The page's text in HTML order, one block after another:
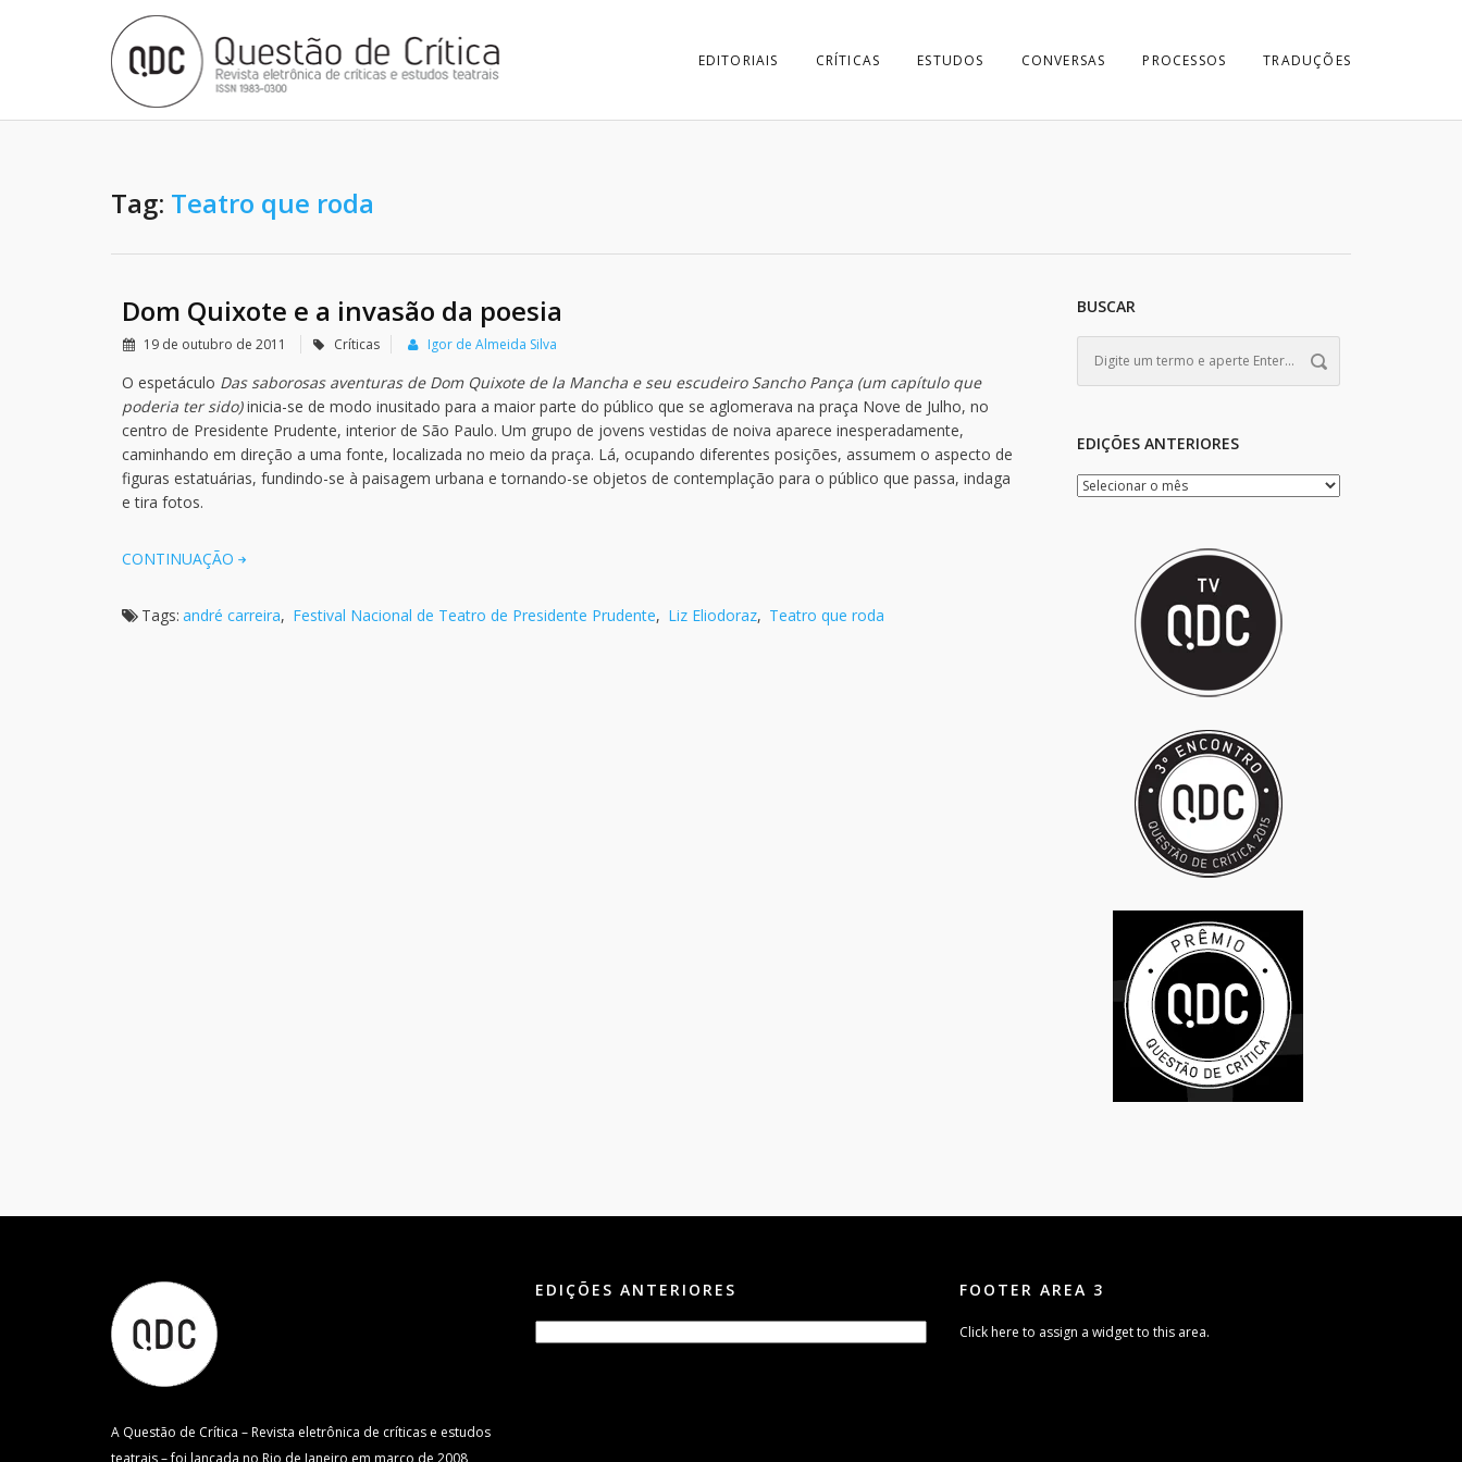
EDITORIAIS CRÍTICAS ESTUDOS CONVERSAS PROCESSOS TRADUÇÕES
Tag: Teatro que roda
Dom Quixote e a invasão da poesia
19 de outubro de 2011 Críticas Igor de Almeida Silva
O espetáculo Das saborosas aventuras de Dom Quixote de la Mancha e seu escudeiro Sancho Pança (um capítulo que
poderia ter sido)inicia-se de modo inusitado para a maior parte do público que se aglomerava na praça Nove de Julho, no
centro de Presidente Prudente, interior de São Paulo. Um grupo de jovens vestidas de noiva aparece inesperadamente,
caminhando em direção a uma fonte, localizada no meio da praça. Lá, ocupando diferentes posições, assumem o aspecto de
figuras estatuárias, fundindo-se à paisagem urbana e tornando-se objetos de contemplação para o público que passa, indaga
e tira fotos.
CONTINUAÇÃO
Tags: andré carreira, Festival Nacional de Teatro de Presidente Prudente, Liz Eliodoraz, Teatro que roda
BUSCAR
EDIÇÕES ANTERIORES
A Questão de Crítica – Revista eletrônica de críticas e estudos
teatrais – foi lançada no Rio de Janeiro em março de 2008
EDIÇÕES ANTERIORES FOOTER AREA 3
Click here to assign a widget to this area.